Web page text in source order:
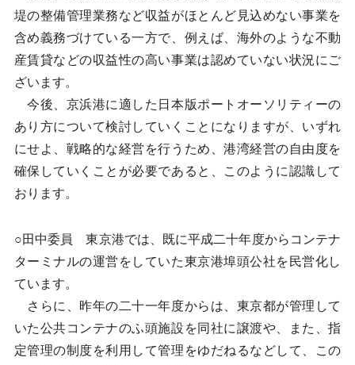
堤の整備管理業務など収益がほとんど見込めない事業を
含め義務づけている一方で、例えば、海外のような不動
産賃貸などの収益性の高い事業は認めていない状況にご
ざいます。
今後、京浜港に適した日本版ポートオーソリティーの
あり方について検討していくことになりますが、いずれ
にせよ、戦略的な経営を行うため、港湾経営の自由度を
確保していくことが必要であると、このように認識して
おります。
○田中委員 東京港では、既に平成二十年度からコンテナ
ターミナルの運営をしていた東京港埠頭公社を民営化し
ています。
さらに、昨年の二十一年度からは、東京都が管理して
いた公共コンテナのふ頭施設を同社に譲渡や、また、指
定管理の制度を利用して管理をゆだねるなどして、この